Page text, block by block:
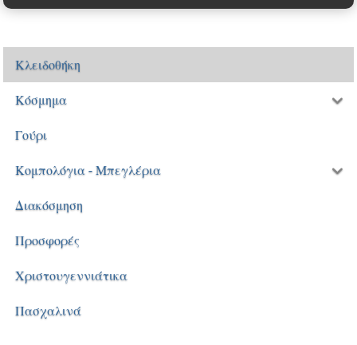
Κλειδοθήκη
Κόσμημα
Γούρι
Κομπολόγια - Μπεγλέρια
Διακόσμηση
Προσφορές
Χριστουγεννιάτικα
Πασχαλινά